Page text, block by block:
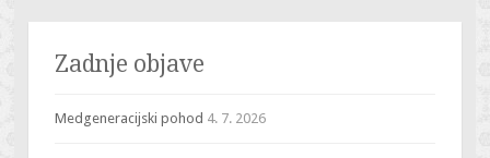
Zadnje objave
Medgeneracijski pohod 4. 7. 2026